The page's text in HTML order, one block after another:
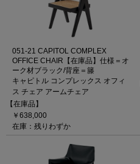
051-21 CAPITOL COMPLEX
OFFICE CHAIR【在庫品】仕様＝オ
ーク材ブラック/背座＝籐
キャピトル コンプレックス オフィ
ス チェア アームチェア
【在庫品】
￥638,000
在庫：残りわずか